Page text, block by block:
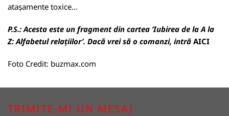
atașamente toxice...
P.S.: Acesta este un fragment din cartea ‘Iubirea de la A la
Z: Alfabetul relațiilor’. Dacă vrei să o comanzi, intră AICI
Foto Credit: buzmax.com
TRIMITE-MI UN MESAJ